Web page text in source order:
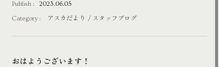
Publish : 2023.06.05
Category : アスカだより スタッフブログ
おはようございます！